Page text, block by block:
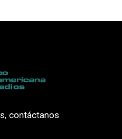
contáctanos